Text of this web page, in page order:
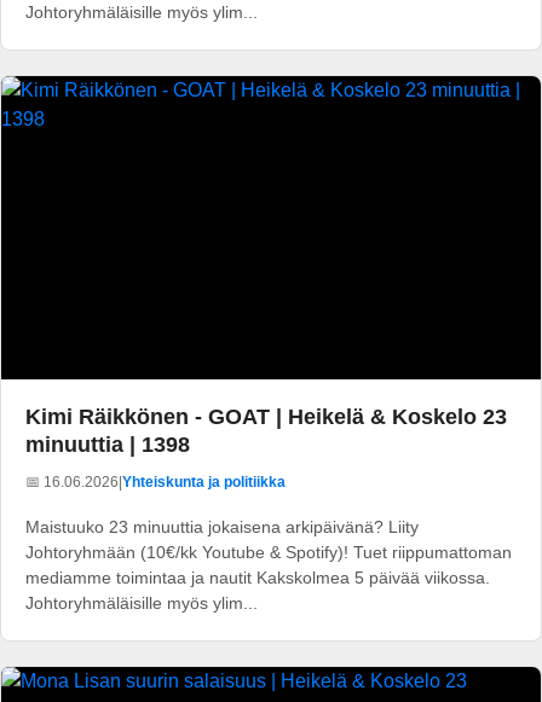
Johtoryhmäläisille myös ylim...
Kimi Räikkönen - GOAT | Heikelä & Koskelo 23
minuuttia | 1398
📅 16.06.2026|Yhteiskunta ja politiikka
Maistuuko 23 minuuttia jokaisena arkipäivänä? Liity
Johtoryhmään (10€/kk Youtube & Spotify)! Tuet riippumattoman
mediamme toimintaa ja nautit Kakskolmea 5 päivää viikossa.
Johtoryhmäläisille myös ylim...